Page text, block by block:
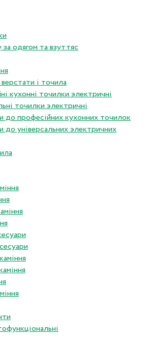
одягом та взуттяс
і точила
кухоннi точилки электричнi
точилки электричнi
до професiйних кухонних точилок
до унiверсальних электричних